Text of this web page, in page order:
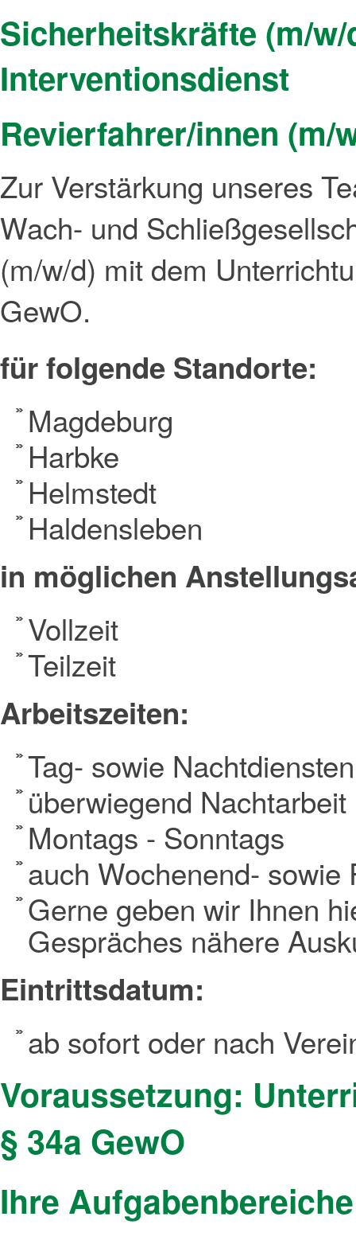
Sicherheitskräfte (m/
Interventionsdienst
Revierfahrer/innen (m/
Zur Verstärkung unseres
Wach- und
(m/w/d) mit dem
GewO.
für folgende Standorte:
Magdeburg
Harbke
Helmstedt
Haldensleben
in möglichen
Vollzeit
Teilzeit
Arbeitszeiten:
Tag- sowie Nachtdiensten
überwiegend Nachtarbeit
Montags - Sonntags
auch Wochenend- sowie
Gerne geben wir Ihnen
Gespräches nähere
Eintrittsdatum:
ab sofort oder nach
Voraussetzung:
§ 34a GewO
Ihre